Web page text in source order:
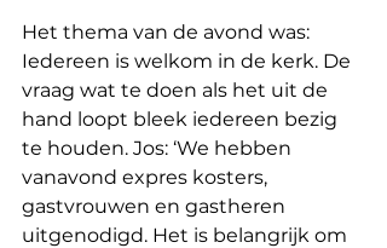
Het thema van de avond was:
Iedereen is welkom in de kerk. De
vraag wat te doen als het uit de
hand loopt bleek iedereen bezig
te houden. Jos: ‘We hebben
vanavond expres kosters,
gastvrouwen en gastheren
uitgenodigd. Het is belangrijk om